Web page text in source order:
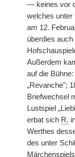
— keines vor
welches unter
am 12.
überdies
Außerdem
auf die
„Revanche";
Briefwechsel
Lustspiel
erbat sich R.
Werthes
des unter